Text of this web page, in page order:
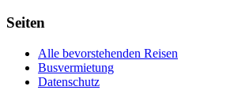
Seiten
Alle bevorstehenden Reisen
Busvermietung
Datenschutz